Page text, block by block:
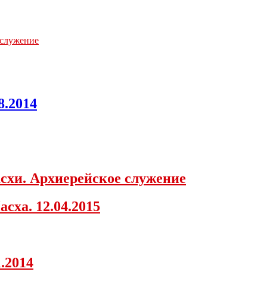
Архиерейское служение
12.04.2015